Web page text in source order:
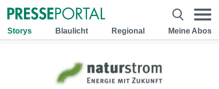
Storys Blaulicht Regional Meine Abos